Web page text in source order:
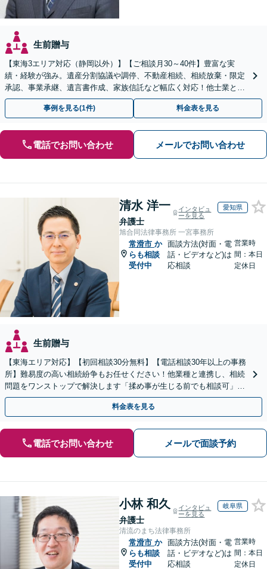
生前贈与
【東海3エリア対応（静岡以外）】【ご相談月30～40件】豊富な実
績・経験が強み。遺産分割協議や調停、不動産相続、相続放棄・限定
承認、事業承継、遺言書作成、家族信託など幅広く対応！他士業と連
携して円滑な問題解決を目指します。【初回面談無料】
事例を見る(1件) 料金表を見る
電話でお問い合わせ メールでお問い合わせ
清水 洋一
弁護士
インタビュ
ーを見る
愛知県
旭合同法律事務所 一宮事務所
常滑市 か
らも相談
受付中
面談方法(対面・電
話・ビデオなど)は
応相談
営業時
間：本日
定休日
生前贈与
【東海エリア対応】【初回相談30分無料】【電話相談30年以上の事務
所】難易度の高い相続紛争もお任せください！他業種と連携し、相続
問題をワンストップで解決します「揉め事が生じる前でも相談可」
【分割払い対応】【完全個室制】【休日夜間相談可】
料金表を見る
電話でお問い合わせ メールで面談予約
小林 和久
弁護士
インタビュ
ーを見る
岐阜県
清流のまち法律事務所
常滑市 か
らも相談
受付中
面談方法(対面・電
話・ビデオなど)は
応相談
営業時
間：本日
定休日